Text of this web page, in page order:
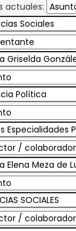
actuales: